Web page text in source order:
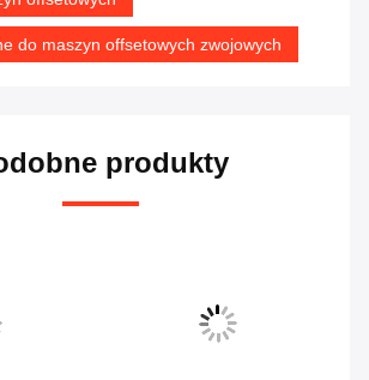
do maszyn offsetowych zwojowych
produkty